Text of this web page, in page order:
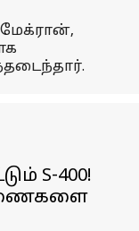
S-400!